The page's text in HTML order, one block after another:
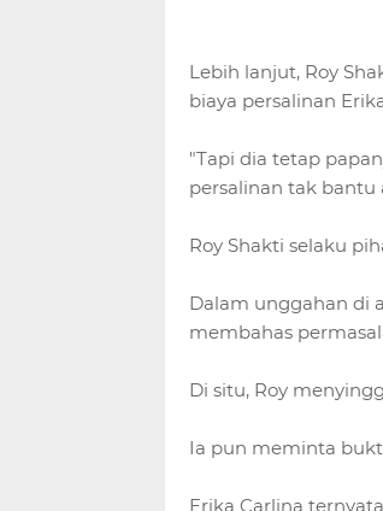
Lebih lanjut, Roy
biaya persalinan
"Tapi dia tetap
persalinan tak bantu
Roy Shakti selaku
Dalam unggahan di
membahas
Di situ, Roy
Ia pun meminta
Erika Carlina